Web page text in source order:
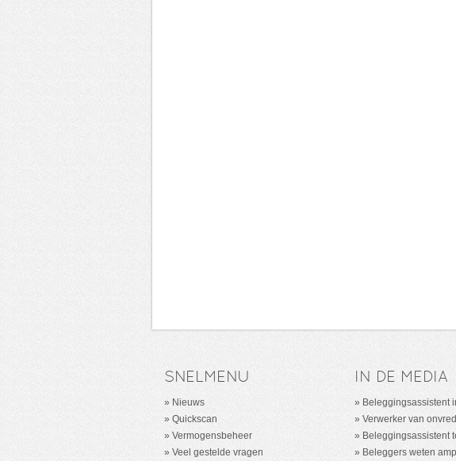
SNELMENU
Nieuws
Quickscan
Vermogensbeheer
Veel gestelde vragen
IN DE MEDIA
Beleggingsassistent
Verwerker van
Beleggingsassistent
Beleggers weten